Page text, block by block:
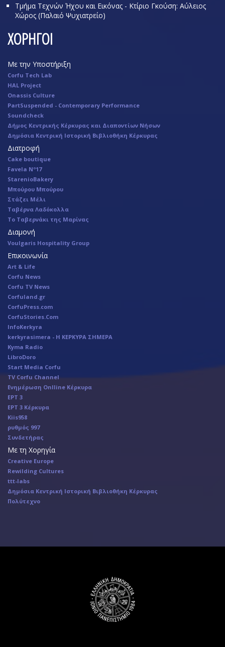
Τμήμα Τεχνών Ήχου και Εικόνας - Κτίριο Γκούση: Αύλειος
Χώρος (Παλαιό Ψυχιατρείο)
ΧΟΡΗΓΟΙ
Με την Υποστήριξη
Corfu Tech Lab
HAL Project
Onassis Culture
PartSuspended - Contemporary Performance
Soundcheck
Δήμος Κεντρικής Κέρκυρας και Διαποντίων Νήσων
Δημόσια Κεντρική Ιστορική Βιβλιοθήκη Κέρκυρας
Διατροφή
Cake boutique
Favela Nº17
StarenioBakery
Μπούρου Μπούρου
Στάζει Μέλι
Ταβέρνα Λαδόκολλα
Το Ταβερνάκι της Μαρίνας
Διαμονή
Voulgaris Hospitality Group
Επικοινωνία
Art & Life
Corfu News
Corfu TV News
Corfuland.gr
CorfuPress.com
CorfuStories.Com
InfoKerkyra
kerkyrasimera - Η ΚΕΡΚΥΡΑ ΣΗΜΕΡΑ
Kyma Radio
LibroDoro
Start Media Corfu
TV Corfu Channel
Ενημέρωση Onlline Κέρκυρα
ΕΡΤ 3
ΕΡΤ 3 Κέρκυρα
Κiis958
ρυθμός 997
Συνδετήρας
Με τη Χορηγία
Creative Europe
Rewilding Cultures
ttt-labs
Δημόσια Κεντρική Ιστορική Βιβλιοθήκη Κέρκυρας
Πολύτεχνο